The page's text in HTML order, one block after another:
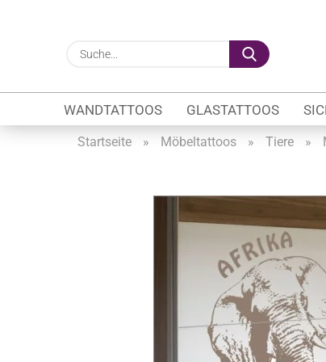
Suche...
WANDTATTOOS GLASTATTOOS
Firmenlogo
Öffnungszeiten
Glasmotive
Durchlaufschutz
Startseite » Möbeltattoos » Tiere »